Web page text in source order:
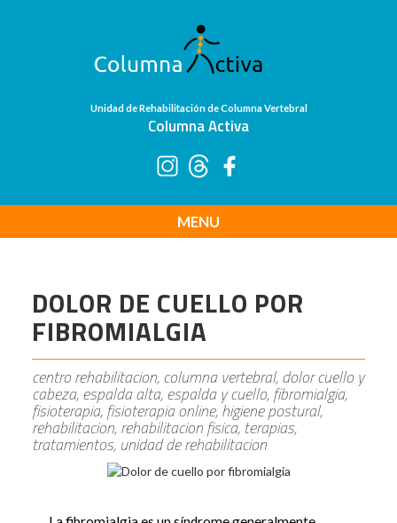
Unidad de Rehabilitación de Columna Vertebral
Columna Activa
MENU
DOLOR DE CUELLO POR
FIBROMIALGIA
centro rehabilitacion, columna vertebral, dolor cuello y
cabeza, espalda alta, espalda y cuello, fibromialgia,
fisioterapia, fisioterapia online, higiene postural,
rehabilitacion, rehabilitacion fisica, terapias,
tratamientos, unidad de rehabilitacion